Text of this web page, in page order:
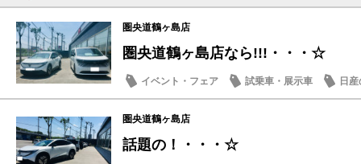
圏央道鶴ヶ島店
圏央道鶴ヶ島店なら!!!・・・☆
イベント・フェア 試乗車・展示車 日
圏央道鶴ヶ島店
話題の！・・・☆